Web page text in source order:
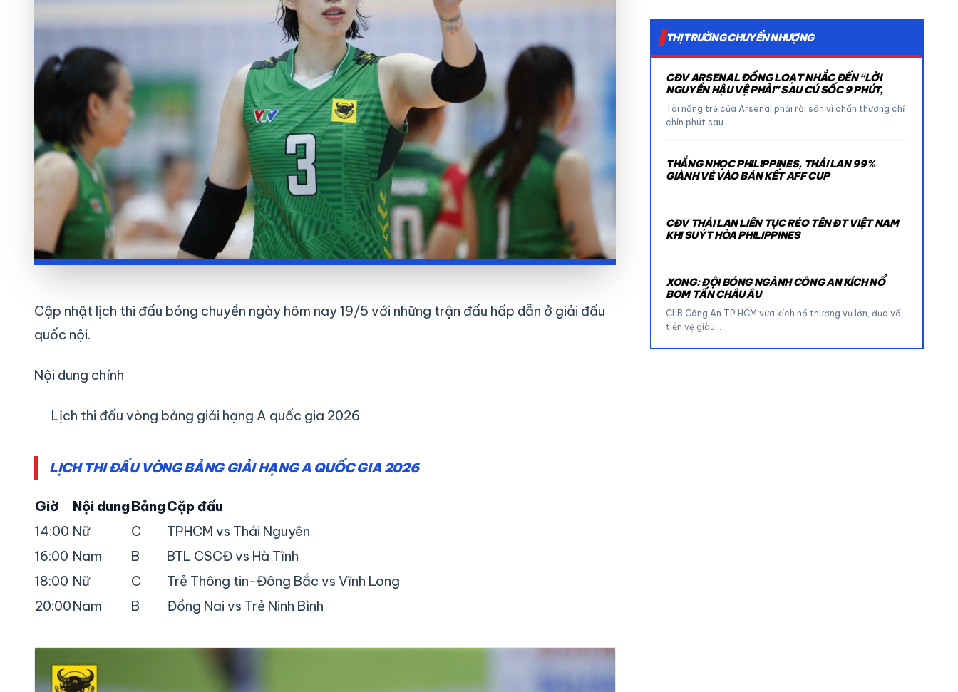
Cập nhật lịch thi đấu bóng chuyền ngày hôm nay 19/5 với những trận đấu hấp dẫn ở giải đấu
quốc nội.
Nội dung chính
Lịch thi đấu vòng bảng giải hạng A quốc gia 2026
LỊCH THI ĐẤU VÒNG BẢNG GIẢI HẠNG A QUỐC GIA 2026
Giờ Nội dungBảngCặp đấu
14:00 Nữ C
TPHCM vs Thái Nguyên
16:00 Nam B
BTL CSCĐ vs Hà Tĩnh
18:00 Nữ C
Trẻ Thông tin-Đông Bắc vs Vĩnh Long
20:00Nam B Đồng Nai vs Trẻ Ninh Bình
THỊ TRƯỜNG CHUYỂN NHƯỢNG
CĐV ARSENAL ĐỒNG LOẠT NHẮC ĐẾN “LỜI
NGUYỀN HẬU VỆ PHẢI” SAU CÚ SỐC 9 PHÚT,
Tài năng trẻ của Arsenal phải rời sân vì chấn thương chỉ
chín phút sau…
THẮNG NHỌC PHILIPPINES, THÁI LAN 99%
GIÀNH VÉ VÀO BÁN KẾT AFF CUP
CĐV THÁI LAN LIÊN TỤC RÉO TÊN ĐT VIỆT NAM
KHI SUÝT HÒA PHILIPPINES
XONG: ĐỘI BÓNG NGÀNH CÔNG AN KÍCH NỔ
BOM TẤN CHÂU ÂU
CLB Công An TP.HCM vừa kích nổ thương vụ lớn, đưa về
tiền vệ giàu…